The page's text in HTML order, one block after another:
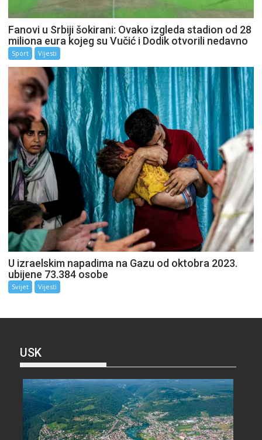
Fanovi u Srbiji šokirani: Ovako izgleda stadion od 28
miliona eura kojeg su Vučić i Dodik otvorili nedavno
Sport Vijesti
U izraelskim napadima na Gazu od oktobra 2023.
ubijene 73.384 osobe
Svijet Vijesti
USK